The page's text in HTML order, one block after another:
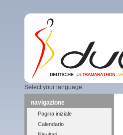
Select your language:
navigazione
Pagina iniziale
Calendario